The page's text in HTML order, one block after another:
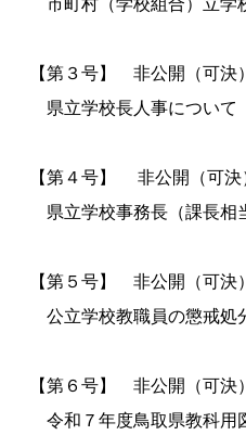
市町村（学校組合）立学
【第３号】 非公開（可決）
県立学校長人事について
【第４号】 非公開（可決
県立学校事務長（課長相
【第５号】 非公開（可決）
公立学校教職員の懲戒処
【第６号】 非公開（可決）
令和７年度鳥取県教科用